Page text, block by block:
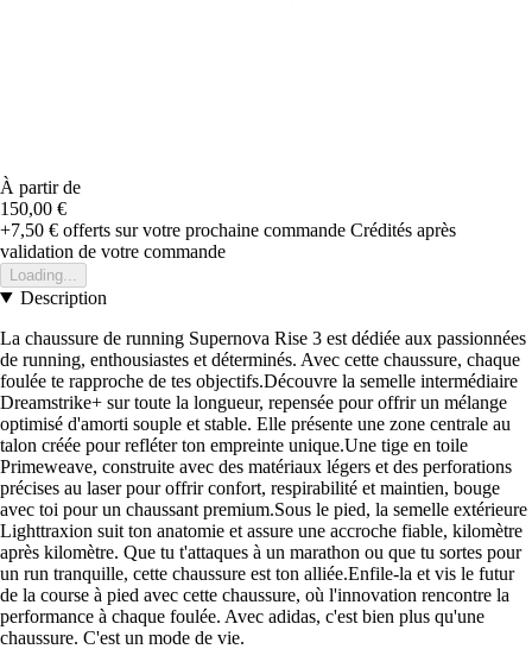
À partir de
150,00 €
+7,50 € offerts sur votre prochaine commande Crédités après
validation de votre commande
Loading...
Description
La chaussure de running Supernova Rise 3 est dédiée aux passionnées
de running, enthousiastes et déterminés. Avec cette chaussure, chaque
foulée te rapproche de tes objectifs.Découvre la semelle intermédiaire
Dreamstrike+ sur toute la longueur, repensée pour offrir un mélange
optimisé d'amorti souple et stable. Elle présente une zone centrale au
talon créée pour refléter ton empreinte unique.Une tige en toile
Primeweave, construite avec des matériaux légers et des perforations
précises au laser pour offrir confort, respirabilité et maintien, bouge
avec toi pour un chaussant premium.Sous le pied, la semelle extérieure
Lighttraxion suit ton anatomie et assure une accroche fiable, kilomètre
après kilomètre. Que tu t'attaques à un marathon ou que tu sortes pour
un run tranquille, cette chaussure est ton alliée.Enfile-la et vis le futur
de la course à pied avec cette chaussure, où l'innovation rencontre la
performance à chaque foulée. Avec adidas, c'est bien plus qu'une
chaussure. C'est un mode de vie.